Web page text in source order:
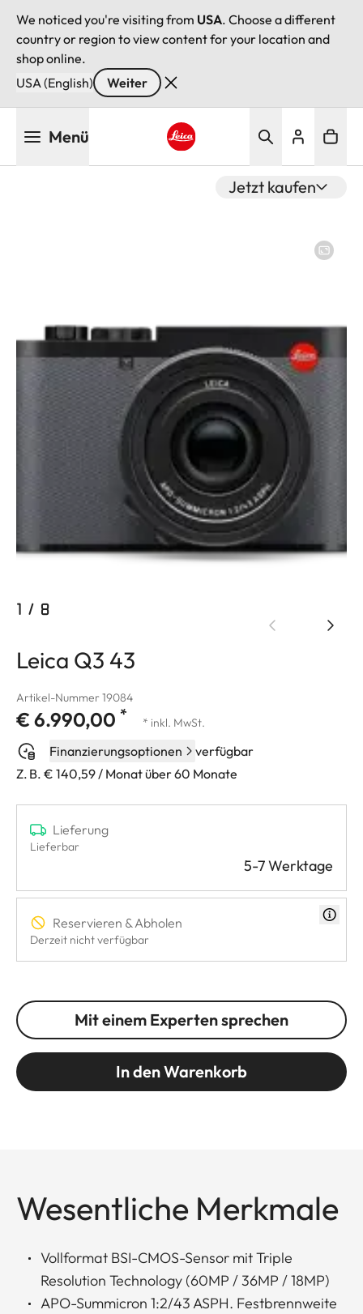
We noticed you're visiting from USA. Choose a different
country or region to view content for your location and
shop online.
USA (English)
Weiter
Menü
Jetzt kaufen
1 / 8
Leica Q3 43
Artikel-Nummer 19084
€ 6.990,00 * * inkl. MwSt.
Finanzierungsoptionen
verfügbar
Z. B. € 140,59 / Monat über 60 Monate
Lieferung
Lieferbar
5-7 Werktage
Reservieren & Abholen
Derzeit nicht verfügbar
Mit einem Experten sprechen
In den Warenkorb
Wesentliche Merkmale
Vollformat BSI-CMOS-Sensor mit Triple
Resolution Technology (60MP / 36MP / 18MP)
APO-Summicron 1:2/43 ASPH. Festbrennweite